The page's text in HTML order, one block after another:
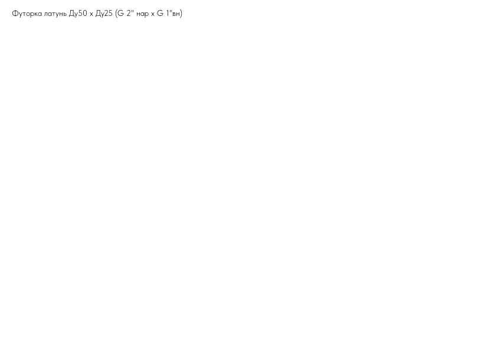
Футорка латунь Ду50 х Ду25 (G 2" нар х G 1"вн)